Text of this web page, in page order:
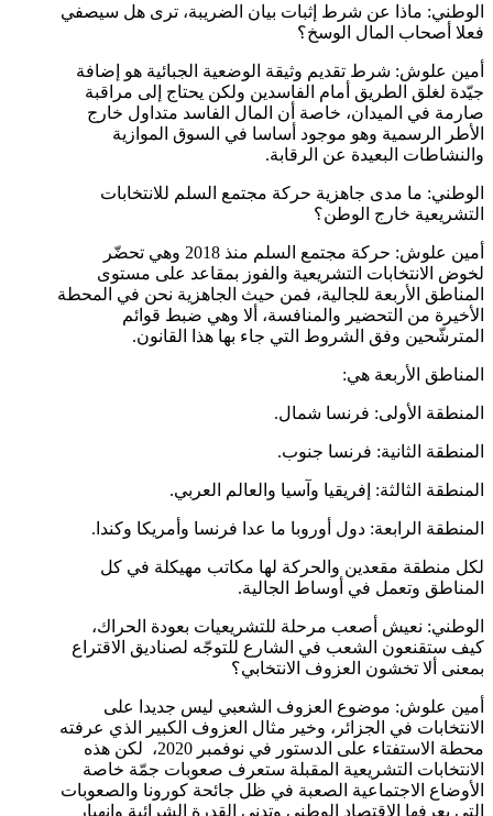
الوطني: ماذا عن شرط إثبات بيان الضريبة، ترى هل سيصفي
فعلا أصحاب المال الوسخ؟
أمين علوش: شرط تقديم وثيقة الوضعية الجبائية هو إضافة
جيّدة لغلق الطريق أمام الفاسدين ولكن يحتاج إلى مراقبة
صارمة في الميدان، خاصة أن المال الفاسد متداول خارج
الأطر الرسمية وهو موجود أساسا في السوق الموازية
والنشاطات البعيدة عن الرقابة.
الوطني: ما مدى جاهزية حركة مجتمع السلم للانتخابات
التشريعية خارج الوطن؟
أمين علوش: حركة مجتمع السلم منذ 2018 وهي تحضّر
لخوض الانتخابات التشريعية والفوز بمقاعد على مستوى
المناطق الأربعة للجالية، فمن حيث الجاهزية نحن في المحطة
الأخيرة من التحضير والمنافسة، ألا وهي ضبط قوائم
المترشّحين وفق الشروط التي جاء بها هذا القانون.
المناطق الأربعة هي:
المنطقة الأولى: فرنسا شمال.
المنطقة الثانية: فرنسا جنوب.
المنطقة الثالثة: إفريقيا وآسيا والعالم العربي.
المنطقة الرابعة: دول أوروبا ما عدا فرنسا وأمريكا وكندا.
لكل منطقة مقعدين والحركة لها مكاتب مهيكلة في كل
المناطق وتعمل في أوساط الجالية.
الوطني: نعيش أصعب مرحلة للتشريعيات بعودة الحراك،
كيف ستقنعون الشعب في الشارع للتوجّه لصناديق الاقتراع
بمعنى ألا تخشون العزوف الانتخابي؟
أمين علوش: موضوع العزوف الشعبي ليس جديدا على
الانتخابات في الجزائر، وخير مثال العزوف الكبير الذي عرفته
محطة الاستفتاء على الدستور في نوفمبر 2020، لكن هذه
الانتخابات التشريعية المقبلة ستعرف صعوبات جمّة خاصة
الأوضاع الاجتماعية الصعبة في ظل جائحة كورونا والصعوبات
التي يعرفها الاقتصاد الوطني وتدني القدرة الشرائية وانهيار